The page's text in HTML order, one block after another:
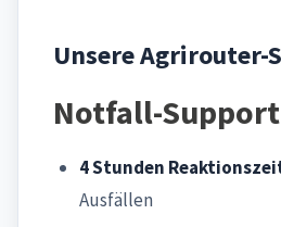
Unsere Agrirouter-
Notfall-Support
4 Stunden
Ausfällen